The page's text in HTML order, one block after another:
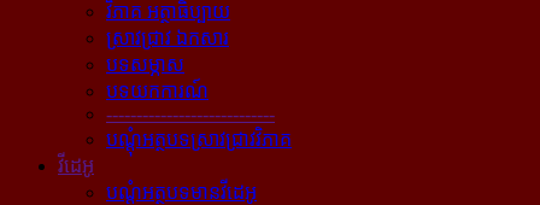
វិភាគ អត្ថាធិប្បាយ
ស្រាវជ្រាវ ឯកសារ
បទសម្ភាស
បទយកការណ៍
----------------------------
បណ្ដុំអត្ថបទស្រាវជ្រាវវិភាគ
វីដេអូ
បណ្ដុំអត្ថបទមានវីដេអូ